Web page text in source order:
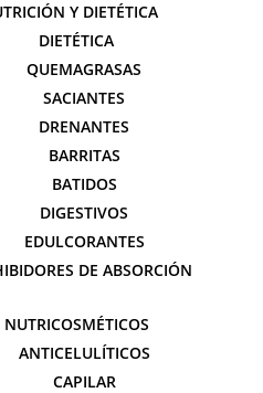
Y DIETÉTICA
DIETÉTICA
QUEMAGRASAS
SACIANTES
DRENANTES
BARRITAS
BATIDOS
DIGESTIVOS
EDULCORANTES
DE ABSORCIÓN
NUTRICOSMÉTICOS
ANTICELULÍTICOS
CAPILAR